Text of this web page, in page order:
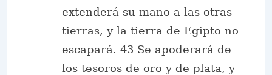
extenderá su mano a las otras
tierras, y la tierra de Egipto no
escapará. 43 Se apoderará de
los tesoros de oro y de plata, y